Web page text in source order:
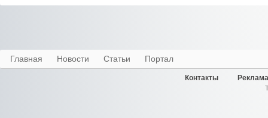
Главная Новости Статьи Портал
Контакты